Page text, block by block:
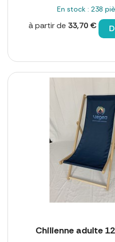
En stock : 238
à partir de 33,70 €
Chilienne adulte